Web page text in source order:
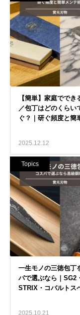
2025.12.12
Topics
2025.10.21